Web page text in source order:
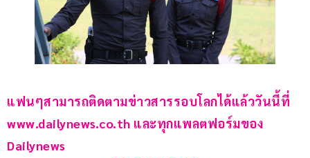
แฟนๆสามารถติดตามข่าวสารรอบโลกได้แล้ววันนี้ที่
www.dailynews.co.th และทุกแพลตฟอร์มของ
Dailynews